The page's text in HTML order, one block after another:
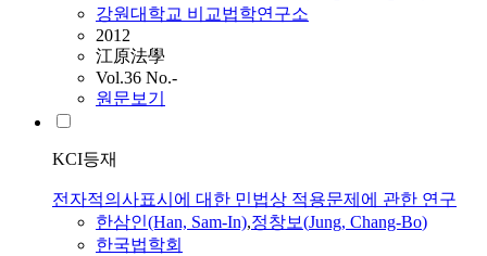
강원대학교 비교법학연구소
2012
江原法學
Vol.36 No.-
원문보기
KCI등재
전자적의사표시에 대한 민법상 적용문제에 관한 연구
한삼인(Han, Sam-In),정창보(Jung, Chang-Bo)
한국법학회